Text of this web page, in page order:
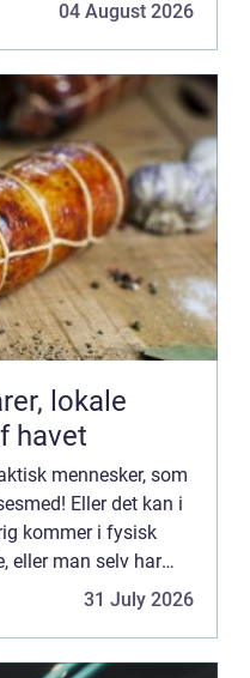
04 August 2026
havet
mennesker, som
Eller det kan i
kommer i fysisk
eller man selv har
31 July 2026